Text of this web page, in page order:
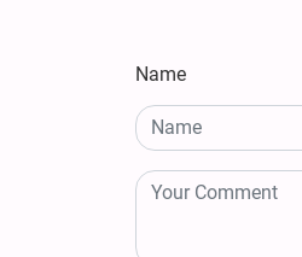
Name